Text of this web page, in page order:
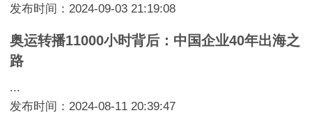
发布时间：2024-09-03 21:19:08
奥运转播11000小时背后：中国企业40年出海之
路
...
发布时间：2024-08-11 20:39:47